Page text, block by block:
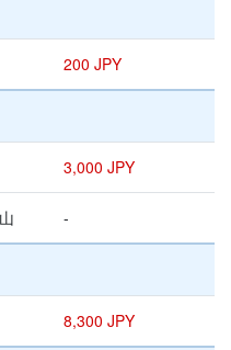
200 JPY
3,000 JPY
-
8,300 JPY